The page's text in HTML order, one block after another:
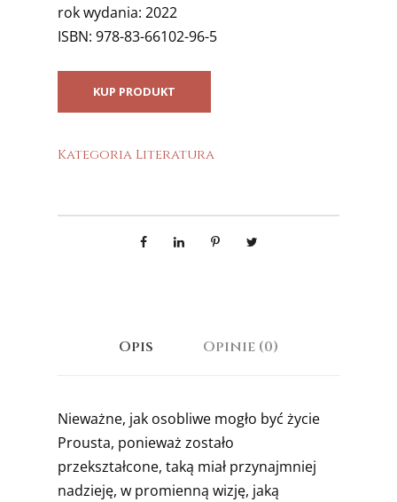
rok wydania: 2022
ISBN: 978-83-66102-96-5
KUP PRODUKT
Kategoria Literatura
Opis Opinie (0)
Nieważne, jak osobliwe mogło być życie
Prousta, ponieważ zostało
przekształcone, taką miał przynajmniej
nadzieję, w promienną wizję, jaką